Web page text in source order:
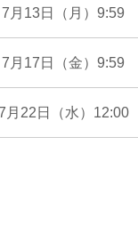
7月13日（月）9:59
7月17日（金）9:59
月22日（水）12:00